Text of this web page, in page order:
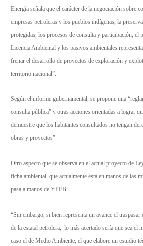
Energía señala que el carácter de la negociación sobre
empresas petroleras y los pueblos indígenas, la
protegidas, los procesos de consulta y participación, el
Licencia Ambiental y los pasivos ambientales
frenar el desarrollo de proyectos de exploración y
territorio nacional”.
Según el informe gubernamental, se propone una
consulta pública” y otras acciones orientadas a lograr
demuestre que los habitantes consultados no tengan
obras y proyectos”.
Otro aspecto que se observa en el actual proyecto de
ficha ambiental, que actualmente está en manos de las
pasa a manos de YPFB.
“Sin embargo, si bien representa un avance el traspasar
de la estatal petrolera, lo más acertado sería que sea el
caso el de Medio Ambiente, el que elabore un estudio